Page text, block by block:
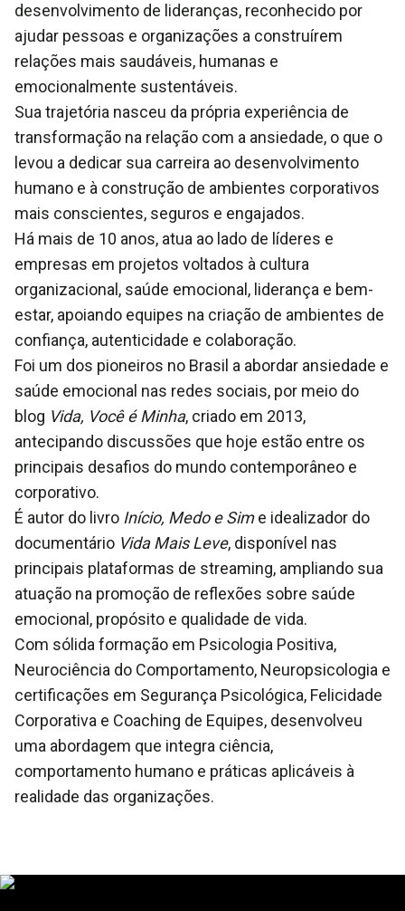
desenvolvimento de lideranças, reconhecido por
ajudar pessoas e organizações a construírem
relações mais saudáveis, humanas e
emocionalmente sustentáveis.
Sua trajetória nasceu da própria experiência de
transformação na relação com a ansiedade, o que o
levou a dedicar sua carreira ao desenvolvimento
humano e à construção de ambientes corporativos
mais conscientes, seguros e engajados.
Há mais de 10 anos, atua ao lado de líderes e
empresas em projetos voltados à cultura
organizacional, saúde emocional, liderança e bem-
estar, apoiando equipes na criação de ambientes de
confiança, autenticidade e colaboração.
Foi um dos pioneiros no Brasil a abordar ansiedade e
saúde emocional nas redes sociais, por meio do
blog Vida, Você é Minha, criado em 2013,
antecipando discussões que hoje estão entre os
principais desafios do mundo contemporâneo e
corporativo.
É autor do livro Início, Medo e Sime idealizador do
documentário Vida Mais Leve, disponível nas
principais plataformas de streaming, ampliando sua
atuação na promoção de reflexões sobre saúde
emocional, propósito e qualidade de vida.
Com sólida formação em Psicologia Positiva,
Neurociência do Comportamento, Neuropsicologia e
certificações em Segurança Psicológica, Felicidade
Corporativa e Coaching de Equipes, desenvolveu
uma abordagem que integra ciência,
comportamento humano e práticas aplicáveis à
realidade das organizações.